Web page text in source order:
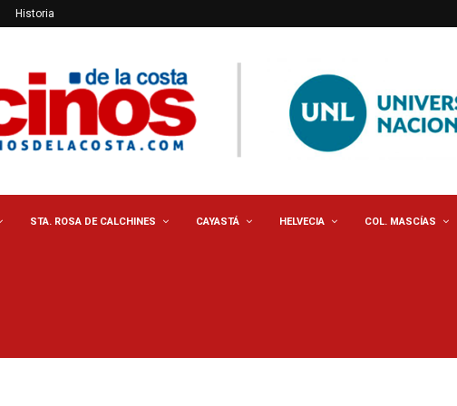
Historia
STA. ROSA DE CALCHINES CAYASTÁ HELVECIA COL. MASCÍAS